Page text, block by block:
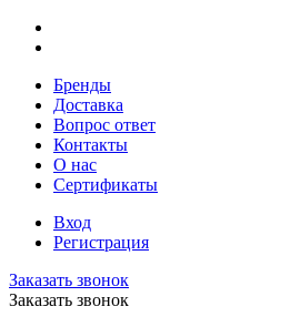
Бренды
Доставка
Вопрос ответ
Контакты
О нас
Сертификаты
Вход
Регистрация
Заказать звонок
Заказать звонок